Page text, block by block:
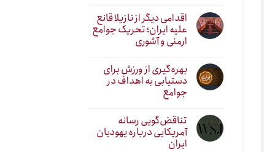
اقدامی دیگر از نازیلا قانع
علیه ایران؛ تحریک جوامع
ارمنی و آشوری
بهره‌گیری از ورزش برای
دستیابی به اهداف در
جوامع
تناقض‌گویی رسانه
آمریکایی درباره یهودیان
ایران